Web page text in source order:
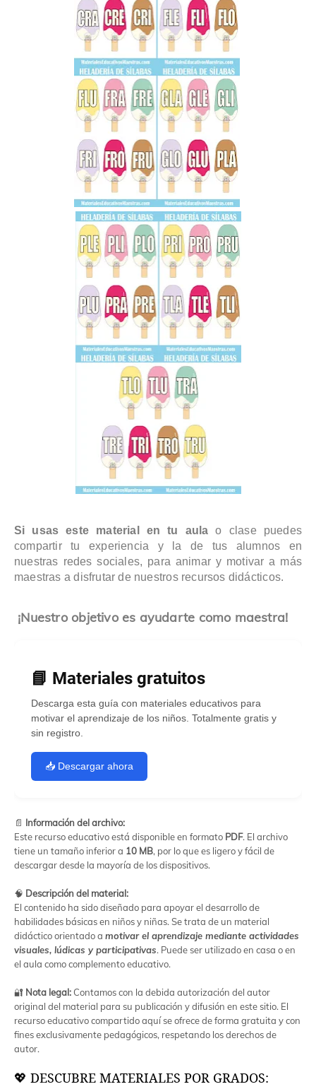
Si usas este material en tu aula o clase puedes
compartir tu experiencia y la de tus alumnos en
nuestras redes sociales, para animar y motivar a más
maestras a disfrutar de nuestros recursos didácticos.
¡Nuestro objetivo es ayudarte como maestra!
📘 Materiales gratuitos
Descarga esta guía con materiales educativos para
motivar el aprendizaje de los niños. Totalmente gratis y
sin registro.
📥 Descargar ahora
📄 Información del archivo:
Este recurso educativo está disponible en formato PDF. El archivo
tiene un tamaño inferior a 10 MB, por lo que es ligero y fácil de
descargar desde la mayoría de los dispositivos.
🧠 Descripción del material:
El contenido ha sido diseñado para apoyar el desarrollo de
habilidades básicas en niños y niñas. Se trata de un material
didáctico orientado a motivar el aprendizaje mediante actividades
visuales, lúdicas y participativas. Puede ser utilizado en casa o en
el aula como complemento educativo.
🔐 Nota legal:Contamos con la debida autorización del autor
original del material para su publicación y difusión en este sitio. El
recurso educativo compartido aquí se ofrece de forma gratuita y con
fines exclusivamente pedagógicos, respetando los derechos de
autor.
💖 DESCUBRE MATERIALES POR GRADOS: